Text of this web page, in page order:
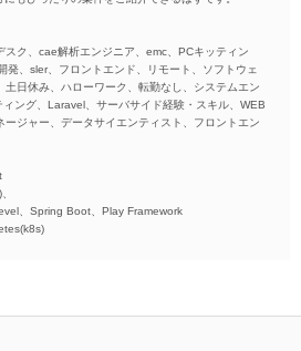
ク、cae解析エンジニア、emc、PCキッティン
、sler、フロントエンド、リモート、ソフトウェ
日休み、ハローワーク、転勤なし、システムエン
ング、Laravel、サーバサイド経験・スキル、WEB
ジャー、データサイエンティスト、フロントエン
、Spring Boot、Play Framework